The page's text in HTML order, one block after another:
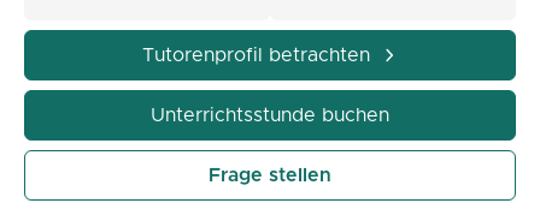
akademischen und persönlichen Ziele zu erreichen.
Tutorenprofil betrachten
Unterrichtsstunde buchen
Frage stellen